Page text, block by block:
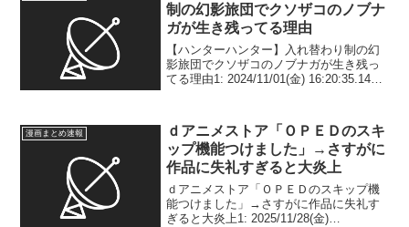
制の幻影旅団でクソザコのノブナ
ガが生き残ってる理由
【ハンターハンター】入れ替わり制の幻
影旅団でクソザコのノブナガが生き残っ
てる理由1: 2024/11/01(金) 16:20:35.14
漫画まとめ速報
ｄアニメストア「ＯＰＥＤのスキ
ップ機能つけました」→さすがに
作品に失礼すぎると大炎上
ｄアニメストア「ＯＰＥＤのスキップ機
能つけました」→さすがに作品に失礼す
ぎると大炎上1: 2025/11/28(金)